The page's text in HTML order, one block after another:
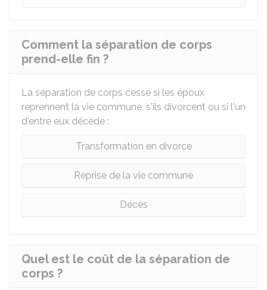
Comment la séparation de corps
prend-elle fin ?
La séparation de corps cesse si les époux
reprennent la vie commune, s'ils divorcent ou si l'un
d'entre eux décède :
Transformation en divorce
Reprise de la vie commune
Décès
Quel est le coût de la séparation de
corps ?